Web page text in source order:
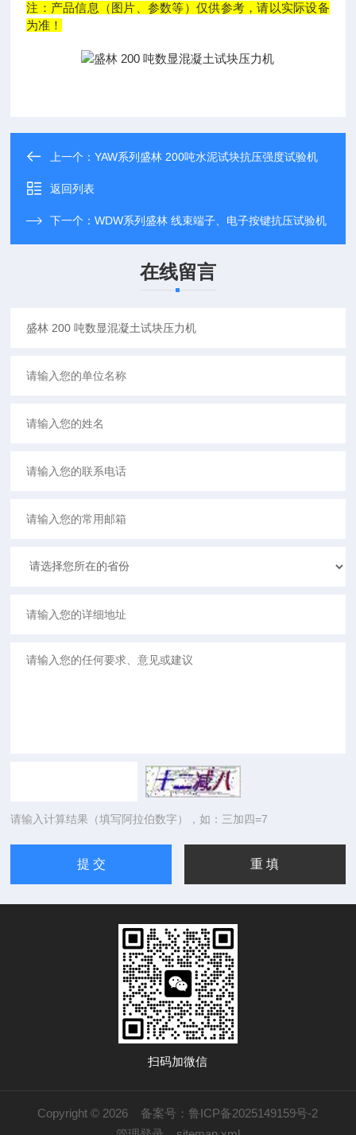
注：产品信息（图片、参数等）仅供参考，请以实际设备
为准！
上一个：YAW系列盛林 200吨水泥试块抗压强度试验机
返回列表
下一个：WDW系列盛林 线束端子、电子按键抗压试验机
在线留言
请输入计算结果（填写阿拉伯数字），如：三加四=7
扫码加微信
Copyright © 2026 备案号：鲁ICP备2025149159号-2